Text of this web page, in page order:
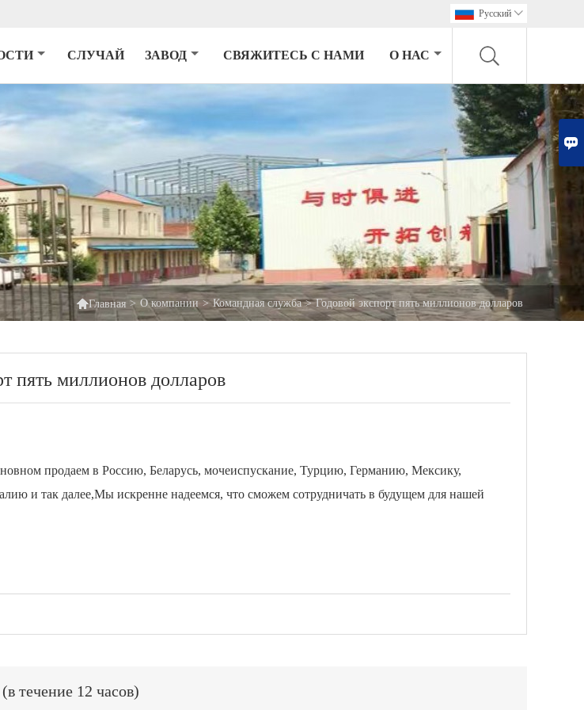

Pусский 
СЛУЧАЙ ЗАВОД СВЯЖИТЕСЬ С НАМИ О НАС
Главная > О компании > Командная служба > Годовой экспорт пять миллионов долларов
пять миллионов долларов
продаем в Россию, Беларусь, мочеиспускание, Турцию, Германию, Мексику,
и так далее,Мы искренне надеемся, что сможем сотрудничать в будущем для нашей
течение 12 часов)